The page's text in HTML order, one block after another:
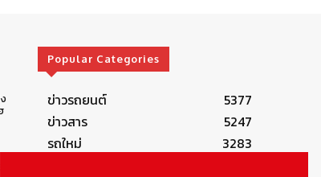
Popular Categories
ข่าวรถยนต์
5377
ข่าวสาร
5247
รถใหม่
3283